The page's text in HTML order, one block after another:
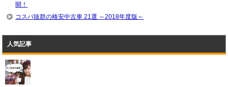
開！
コスパ抜群の格安中古車 21選 ～2018年度版～
人気記事